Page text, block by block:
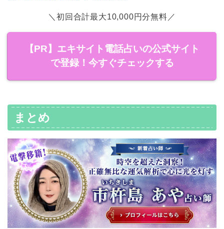
＼初回合計最大10,000円分無料／
【PR】エキサイト電話占いの公式サイト
で登録！今すぐチェックする
まとめ